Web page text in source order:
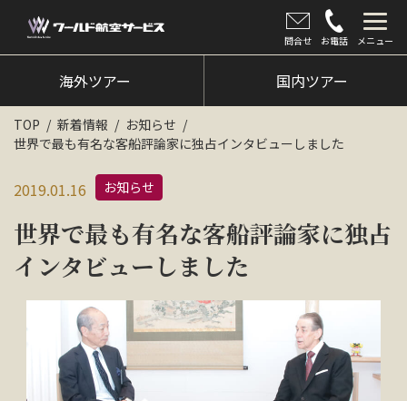
問合せ お電話 メニュー
海外ツアー
国内ツアー
クルーズツアー
ツアー催行状況
旅のひろば
イベント
新着情報
会社情報
海外ツアー 国内ツアー
TOP 新着情報
お知らせ
世界で最も有名な客船評論家に独占インタビューしました
2019.01.16 お知らせ
世界で最も有名な客船評論家に独占
インタビューしました